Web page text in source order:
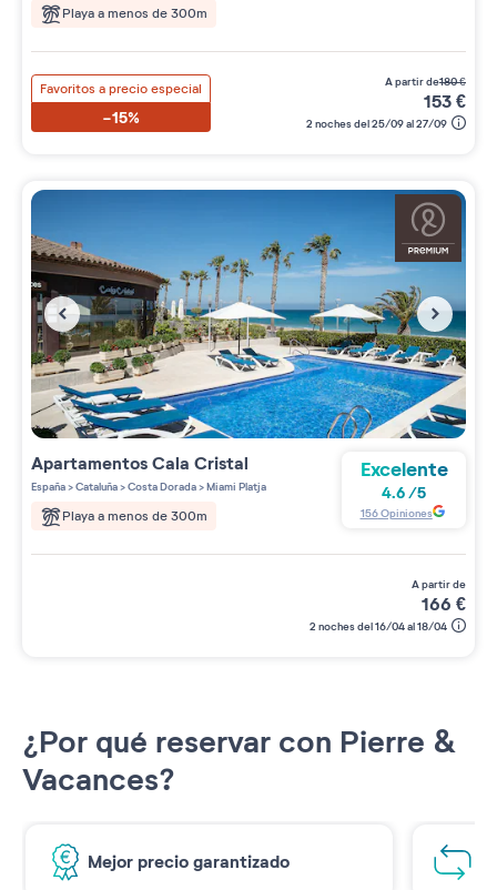
Playa a menos de 300m
Favoritos a precio especial
-15%
a partir de180€
153€
2 noches del 25/09 al 27/09
ApartamentosCala Cristal
España>Cataluña>Costa Dorada>Miami Platja
Playa a menos de 300m
Excelente
4.6/5
156Opiniones
a partir de
166 €
2 noches del 16/04 al 18/04
¿Por qué reservar con Pierre &
Vacances?
Mejor precio garantizado